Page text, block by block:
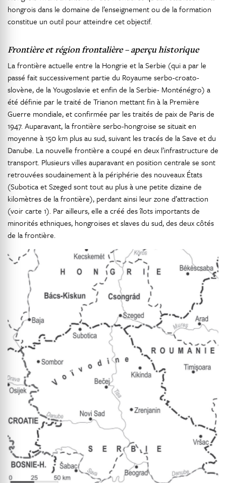
hongrois dans le domaine de l’enseignement ou de la formation
constitue un outil pour atteindre cet objectif.
Frontière et région frontalière – aperçu historique
La frontière actuelle entre la Hongrie et la Serbie (qui a par le
passé fait successivement partie du Royaume serbo-croato-
slovène, de la Yougoslavie et enfin de la Serbie- Monténégro) a
été définie par le traité de Trianon mettant fin à la Première
Guerre mondiale, et confirmée par les traités de paix de Paris de
1947. Auparavant, la frontière serbo-hongroise se situait en
moyenne à 150 km plus au sud, suivant les tracés de la Save et du
Danube. La nouvelle frontière a coupé en deux l’infrastructure de
transport. Plusieurs villes auparavant en position centrale se sont
retrouvées soudainement à la périphérie des nouveaux États
(Subotica et Szeged sont tout au plus à une petite dizaine de
kilomètres de la frontière), perdant ainsi leur zone d’attraction
(voir carte 1). Par ailleurs, elle a créé des îlots importants de
minorités ethniques, hongroises et slaves du sud, des deux côtés
de la frontière.